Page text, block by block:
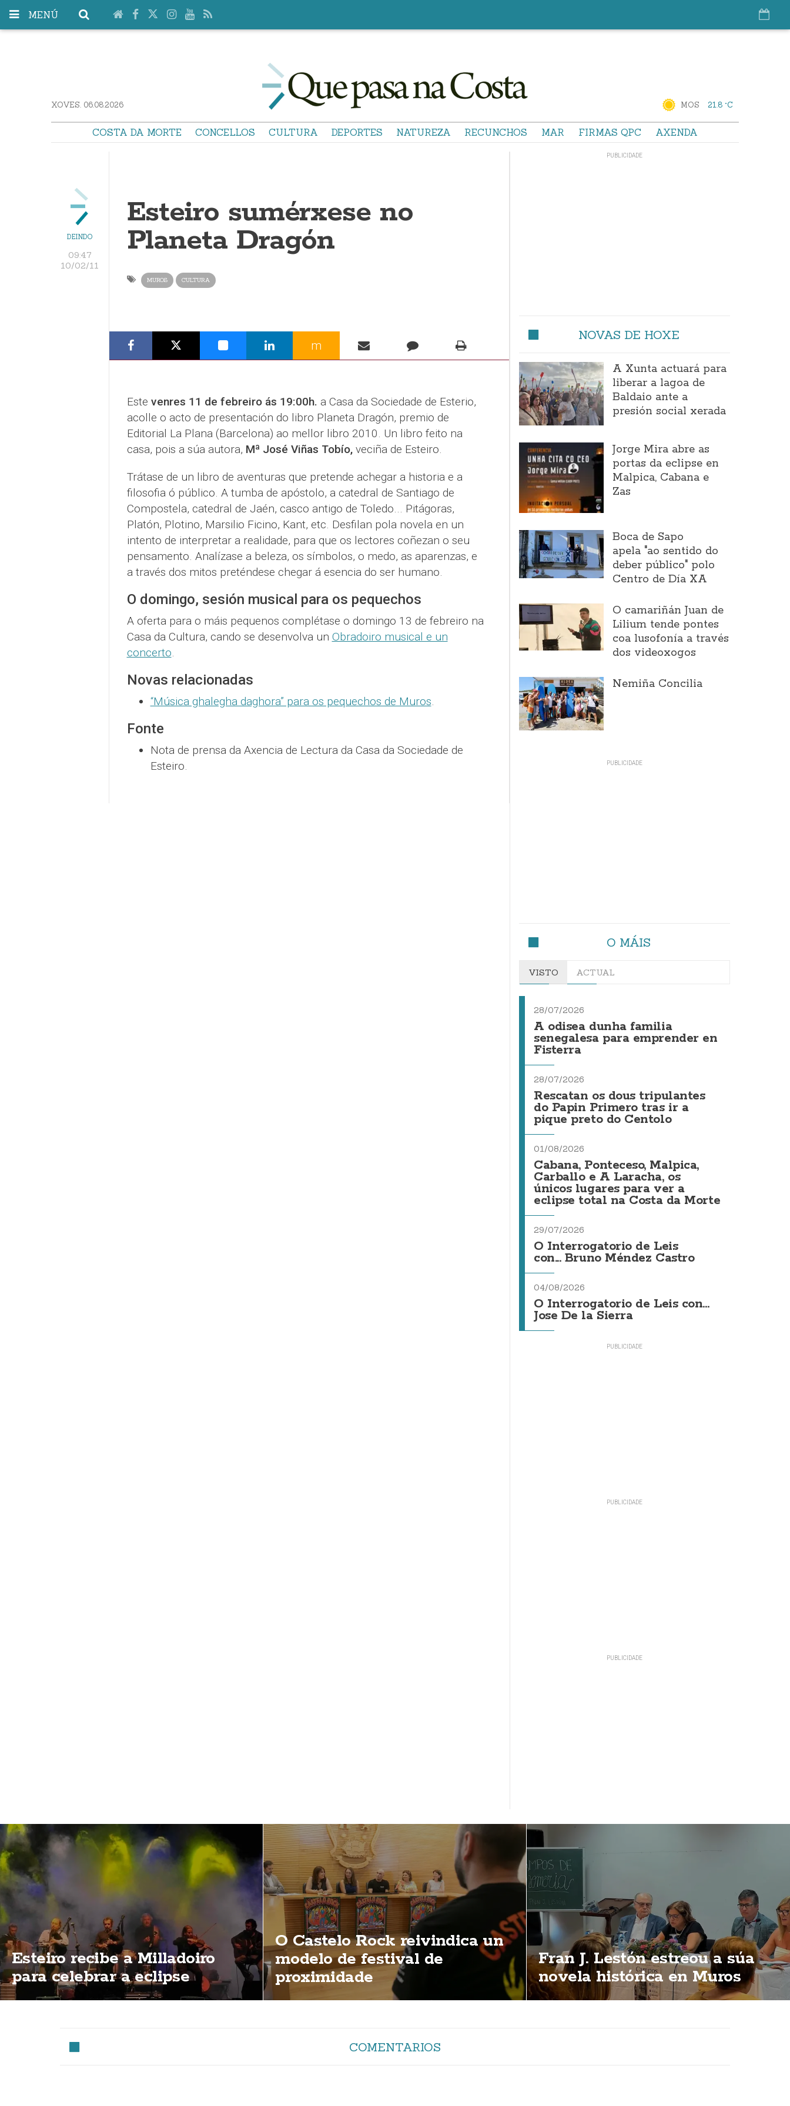
MENÚ
XOVES. 06.08.2026 MOS 21.8 °C
COSTA DA MORTE CONCELLOS CULTURA DEPORTES NATUREZA RECUNCHOS MAR FIRMAS QPC AXENDA
DEINDO
09:47
10/02/11
Esteiro sumérxese no
Planeta Dragón
MUROS CULTURA
m
Este venres 11 de febreiro ás 19:00h. a Casa da Sociedade de Esterio,
acolle o acto de presentación do libro Planeta Dragón, premio de
Editorial La Plana (Barcelona) ao mellor libro 2010. Un libro feito na
casa, pois a súa autora, Mª José Viñas Tobío,veciña de Esteiro.
Trátase de un libro de aventuras que pretende achegar a historia e a
filosofia ó público. A tumba de apóstolo, a catedral de Santiago de
Compostela, catedral de Jaén, casco antigo de Toledo... Pitágoras,
Platón, Plotino, Marsilio Ficino, Kant, etc. Desfilan pola novela en un
intento de interpretar a realidade, para que os lectores coñezan o seu
pensamento. Analízase a beleza, os símbolos, o medo, as aparenzas, e
a través dos mitos preténdese chegar á esencia do ser humano.
O domingo, sesión musical para os pequechos
A oferta para o máis pequenos complétase o domingo 13 de febreiro na
Casa da Cultura, cando se desenvolva un Obradoiro musical e un
concerto.
Novas relacionadas
“Música ghalegha daghora” para os pequechos de Muros.
Fonte
Nota de prensa da Axencia de Lectura da Casa da Sociedade de
Esteiro.
NOVAS DE HOXE
A Xunta actuará para
liberar a lagoa de
Baldaio ante a
presión social xerada
Jorge Mira abre as
portas da eclipse en
Malpica, Cabana e
Zas
Boca de Sapo
apela "ao sentido do
deber público" polo
Centro de Día XA
O camariñán Juan de
Lilium tende pontes
coa lusofonía a través
dos videoxogos
Nemiña Concilia
O MÁIS
VISTO ACTUAL
28/07/2026
A odisea dunha familia
senegalesa para emprender en
Fisterra
28/07/2026
Rescatan os dous tripulantes
do Papin Primero tras ir a
pique preto do Centolo
01/08/2026
Cabana, Ponteceso, Malpica,
Carballo e A Laracha, os
únicos lugares para ver a
eclipse total na Costa da Morte
29/07/2026
O Interrogatorio de Leis
con... Bruno Méndez Castro
04/08/2026
O Interrogatorio de Leis con...
Jose De la Sierra
Esteiro recibe a Milladoiro
para celebrar a eclipse
O Castelo Rock reivindica un
modelo de festival de
proximidade
Fran J. Lestón estreou a súa
novela histórica en Muros
COMENTARIOS